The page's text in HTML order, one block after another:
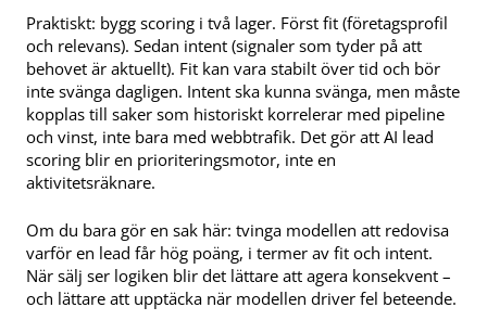
Praktiskt: bygg scoring i två lager. Först fit (företagsprofil
och relevans). Sedan intent (signaler som tyder på att
behovet är aktuellt). Fit kan vara stabilt över tid och bör
inte svänga dagligen. Intent ska kunna svänga, men måste
kopplas till saker som historiskt korrelerar med pipeline
och vinst, inte bara med webbtrafik. Det gör att AI lead
scoring blir en prioriteringsmotor, inte en
aktivitetsräknare.
Om du bara gör en sak här: tvinga modellen att redovisa
varför en lead får hög poäng, i termer av fit och intent.
När sälj ser logiken blir det lättare att agera konsekvent –
och lättare att upptäcka när modellen driver fel beteende.